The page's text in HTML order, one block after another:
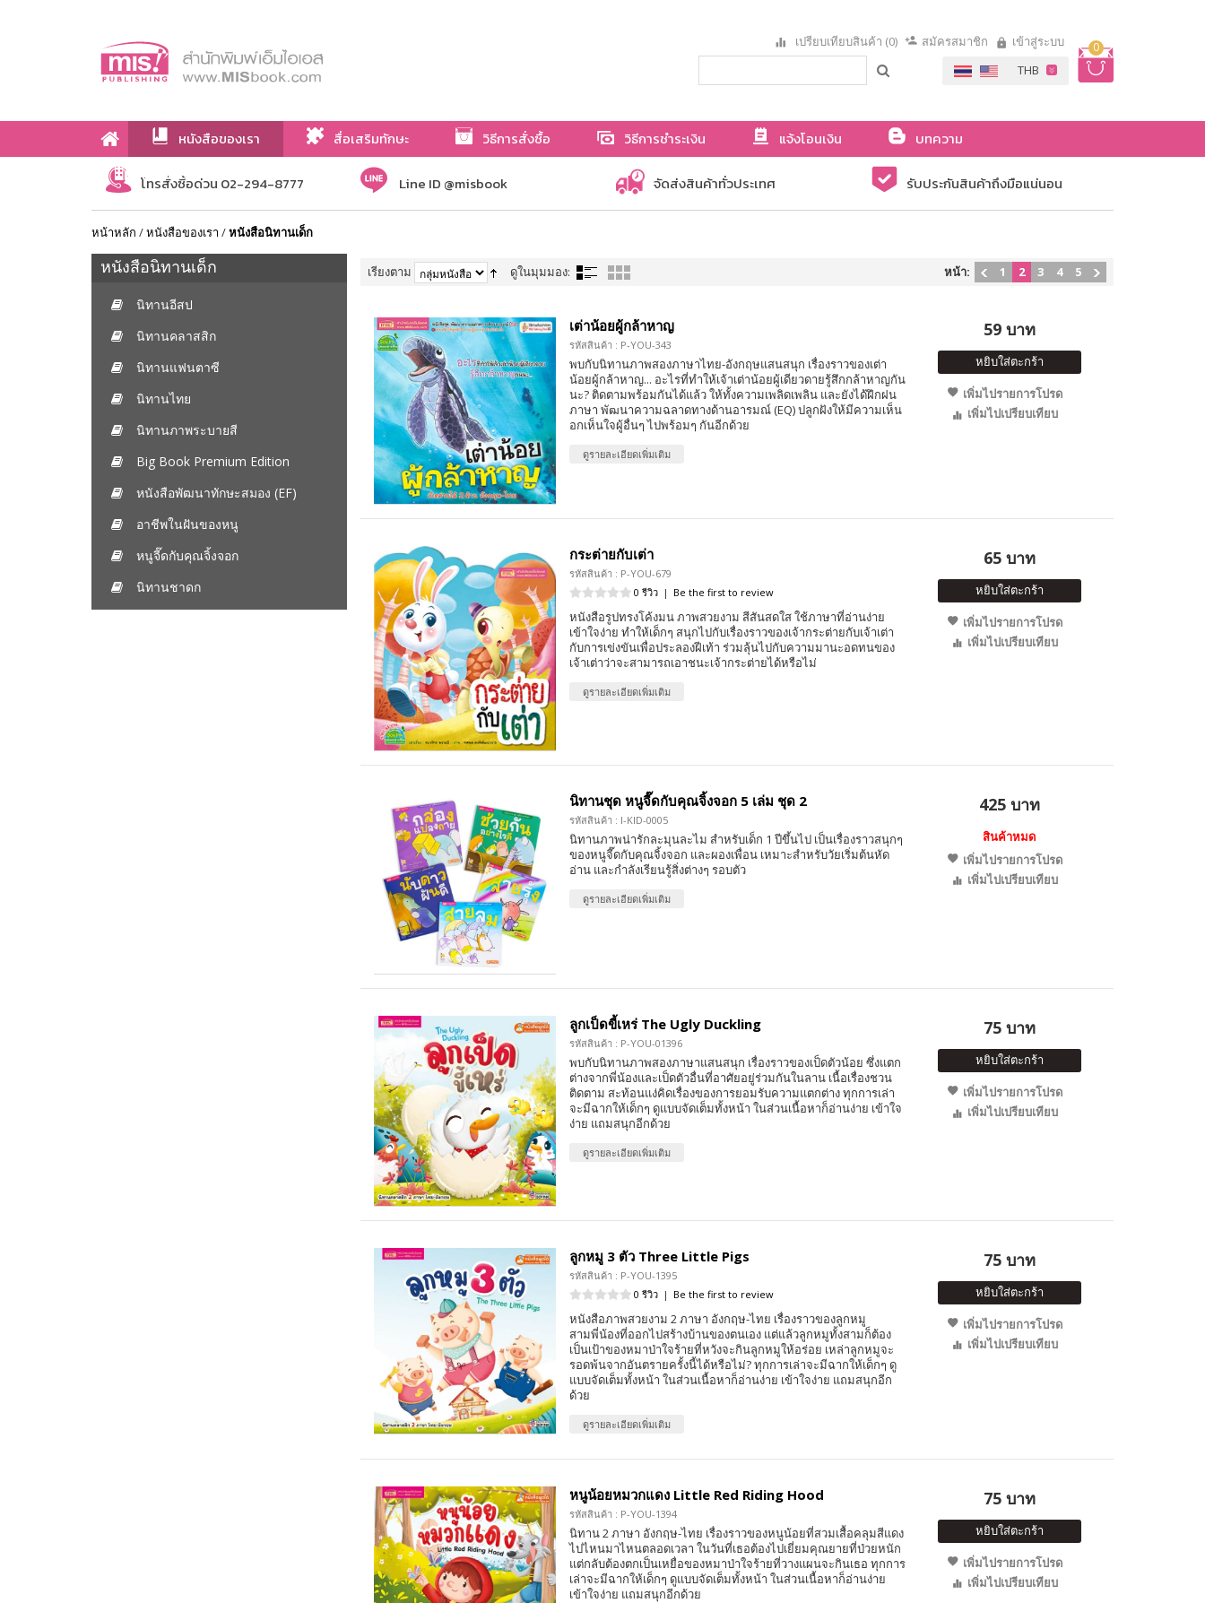
0
เปรียบเทียบสินค้า (0) สมัครสมาชิก เข้าสู่ระบบ
หนังสือของเรา สื่อเสริมทักษะ วิธีการสั่งซื้อ วิธีการชำระเงิน แจ้งโอนเงิน
บทความ
เกี่ยวกับเรา
โทรสั่งซื้อด่วน 02-294-8777 Line ID @misbook จัดส่งสินค้าทั่วประเทศ รับประกันสินค้าถึงมือแน่นอน
หน้าหลัก /หนังสือของเรา /หนังสือนิทานเด็ก
หนังสือนิทานเด็ก
นิทานอีสป
นิทานคลาสสิก
นิทานแฟนตาซี
นิทานไทย
นิทานภาพระบายสี
Big Book Premium Edition
หนังสือพัฒนาทักษะสมอง (EF)
อาชีพในฝันของหนู
หนูจี๊ดกับคุณจิ้งจอก
นิทานชาดก
เรียงตาม ดูในมุมมอง: หน้า: 1 2 3 4 5
เต่าน้อยผู้กล้าหาญ
รหัสสินค้า : P-YOU-343
พบกับนิทานภาพสองภาษาไทย-อังกฤษแสนสนุก เรื่องราวของเต่า
น้อยผู้กล้าหาญ... อะไรที่ทำให้เจ้าเต่าน้อยผู้เดียวดายรู้สึกกล้าหาญกัน
นะ? ติดตามพร้อมกันได้แล้ว ให้ทั้งความเพลิดเพลิน และยังได้ฝึกฝน
ภาษา พัฒนาความฉลาดทางด้านอารมณ์ (EQ) ปลูกฝังให้มีความเห็น
อกเห็นใจผู้อื่นๆ ไปพร้อมๆ กันอีกด้วย
ดูรายละเอียดเพิ่มเติม
59 บาท
หยิบใส่ตะกร้า
เพิ่มไปรายการโปรด
เพิ่มไปเปรียบเทียบ
กระต่ายกับเต่า
รหัสสินค้า : P-YOU-679
0 รีวิว | Be the first to review
หนังสือรูปทรงโค้งมน ภาพสวยงาม สีสันสดใส ใช้ภาษาที่อ่านง่าย
เข้าใจง่าย ทำให้เด็กๆ สนุกไปกับเรื่องราวของเจ้ากระต่ายกับเจ้าเต่า
กับการเข่งขันเพื่อประลองฝีเท้า ร่วมลุ้นไปกับความมานะอดทนของ
เจ้าเต่าว่าจะสามารถเอาชนะเจ้ากระต่ายได้หรือไม่
ดูรายละเอียดเพิ่มเติม
65 บาท
หยิบใส่ตะกร้า
เพิ่มไปรายการโปรด
เพิ่มไปเปรียบเทียบ
นิทานชุด หนูจี๊ดกับคุณจิ้งจอก 5 เล่ม ชุด 2
รหัสสินค้า : I-KID-0005
นิทานภาพน่ารักละมุนละไม สำหรับเด็ก 1 ปีขึ้นไป เป็นเรื่องราวสนุกๆ
ของหนูจี๊ดกับคุณจิ้งจอก และผองเพื่อน เหมาะสำหรับวัยเริ่มต้นหัด
อ่าน และกำลังเรียนรู้สิ่งต่างๆ รอบตัว
ดูรายละเอียดเพิ่มเติม
425 บาท
สินค้าหมด
เพิ่มไปรายการโปรด
เพิ่มไปเปรียบเทียบ
ลูกเป็ดขี้เหร่ The Ugly Duckling
รหัสสินค้า : P-YOU-01396
พบกับนิทานภาพสองภาษาแสนสนุก เรื่องราวของเป็ดตัวน้อย ซึ่งแตก
ต่างจากพี่น้องและเป็ดตัวอื่นที่อาศัยอยู่ร่วมกันในลาน เนื้อเรื่องชวน
ติดตาม สะท้อนแง่คิดเรื่องของการยอมรับความแตกต่าง ทุกการเล่า
จะมีฉากให้เด็กๆ ดูแบบจัดเต็มทั้งหน้า ในส่วนเนื้อหาก็อ่านง่าย เข้าใจ
ง่าย แถมสนุกอีกด้วย
ดูรายละเอียดเพิ่มเติม
75 บาท
หยิบใส่ตะกร้า
เพิ่มไปรายการโปรด
เพิ่มไปเปรียบเทียบ
ลูกหมู 3 ตัว Three Little Pigs
รหัสสินค้า : P-YOU-1395
0 รีวิว | Be the first to review
หนังสือภาพสวยงาม 2 ภาษา อังกฤษ-ไทย เรื่องราวของลูกหมู
สามพี่น้องที่ออกไปสร้างบ้านของตนเอง แต่แล้วลูกหมูทั้งสามก็ต้อง
เป็นเป้าของหมาป่าใจร้ายที่หวังจะกินลูกหมูให้อร่อย เหล่าลูกหมูจะ
รอดพ้นจากอันตรายครั้งนี้ได้หรือไม่? ทุกการเล่าจะมีฉากให้เด็กๆ ดู
แบบจัดเต็มทั้งหน้า ในส่วนเนื้อหาก็อ่านง่าย เข้าใจง่าย แถมสนุกอีก
ด้วย
ดูรายละเอียดเพิ่มเติม
75 บาท
หยิบใส่ตะกร้า
เพิ่มไปรายการโปรด
เพิ่มไปเปรียบเทียบ
หนูน้อยหมวกแดง Little Red Riding Hood
รหัสสินค้า : P-YOU-1394
นิทาน 2 ภาษา อังกฤษ-ไทย เรื่องราวของหนูน้อยที่สวมเสื้อคลุมสีแดง
ไปไหนมาไหนตลอดเวลา ในวันที่เธอต้องไปเยี่ยมคุณยายที่ป่วยหนัก
แต่กลับต้องตกเป็นเหยื่อของหมาป่าใจร้ายที่วางแผนจะกินเธอ ทุกการ
เล่าจะมีฉากให้เด็กๆ ดูแบบจัดเต็มทั้งหน้า ในส่วนเนื้อหาก็อ่านง่าย
เข้าใจง่าย แถมสนุกอีกด้วย
75 บาท
หยิบใส่ตะกร้า
เพิ่มไปรายการโปรด
เพิ่มไปเปรียบเทียบ